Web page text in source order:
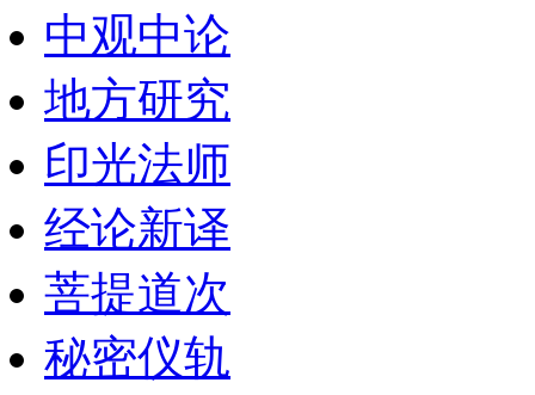
中观中论
地方研究
印光法师
经论新译
菩提道次
秘密仪轨